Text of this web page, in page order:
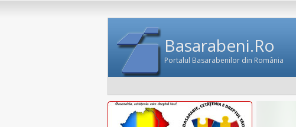
Basarabeni.Ro
Portalul Basarabenilor din România